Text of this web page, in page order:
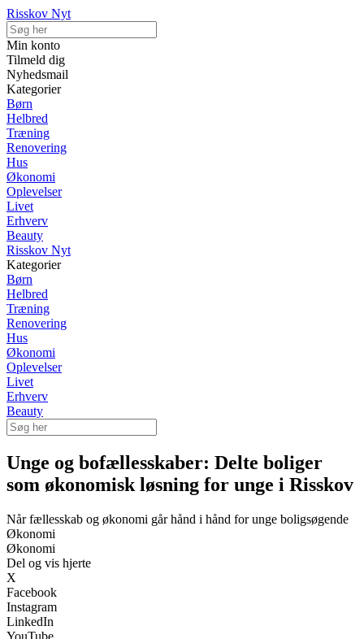
Risskov Nyt
Min konto
Tilmeld dig
Nyhedsmail
Kategorier
Børn
Helbred
Træning
Renovering
Hus
Økonomi
Oplevelser
Livet
Erhverv
Beauty
Risskov Nyt
Kategorier
Børn
Helbred
Træning
Renovering
Hus
Økonomi
Oplevelser
Livet
Erhverv
Beauty
Unge og bofællesskaber: Delte boliger
som økonomisk løsning for unge i Risskov
Når fællesskab og økonomi går hånd i hånd for unge boligsøgende
Økonomi
Økonomi
Del og vis hjerte
X
Facebook
Instagram
LinkedIn
YouTube